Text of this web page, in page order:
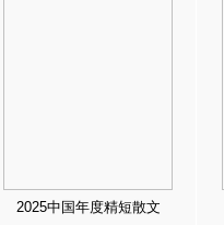
2025中国年度精短散文